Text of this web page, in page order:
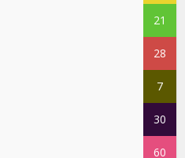
21
28
7
30
60